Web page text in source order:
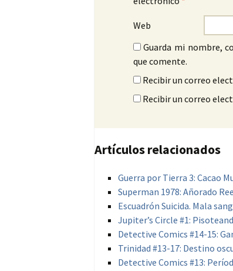
Web
Guarda mi nombre,
que comente.
Recibir un correo
Recibir un correo
Artículos relacionados
Guerra por Tierra 3: Cacao
Superman 1978: Añorado
Escuadrón Suicida. Mala
Jupiter’s Circle #1:
Detective Comics #14-15:
Trinidad #13-17: Destino
Detective Comics #13: